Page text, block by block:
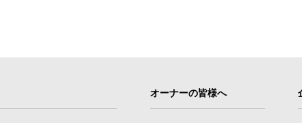
オーナーの皆様へ